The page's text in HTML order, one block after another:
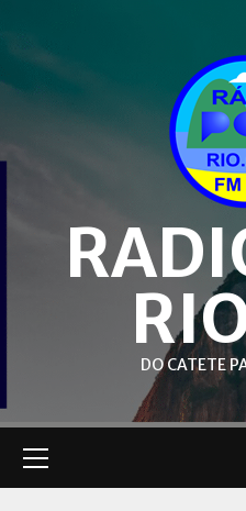
content
DO CATETE
Menu